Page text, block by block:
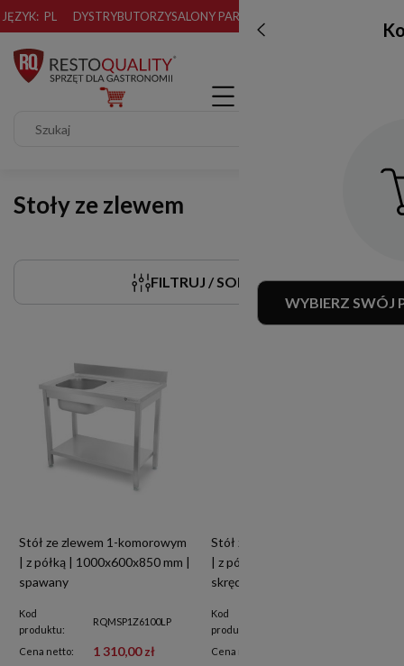
JĘZYK: PL DYSTRYBUTORZYSALONY PARTNERSKIE
WYBIERZ SWÓJ
Stoły ze zlewem
FILTRUJ / SORTUJ
Stół ze zlewem 1-komorowym
| z półką | 1000x600x850 mm |
spawany
Kod
produktu:
RQMSP1Z6100LP
Cena netto: 1 310,00 zł
Stół ze zlewem 1-komorowym
| z półką | 600x600x850 mm |
skręcany
Kod
produktu:
Cena netto: